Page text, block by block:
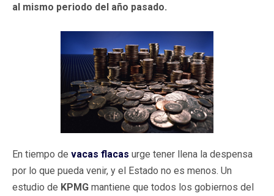
al mismo periodo del año pasado.
En tiempo de vacas flacas urge tener llena la despensa
por lo que pueda venir, y el Estado no es menos. Un
estudio de KPMG mantiene que todos los gobiernos del